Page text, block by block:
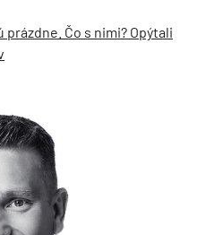
prázdne. Čo s nimi? Opýtali